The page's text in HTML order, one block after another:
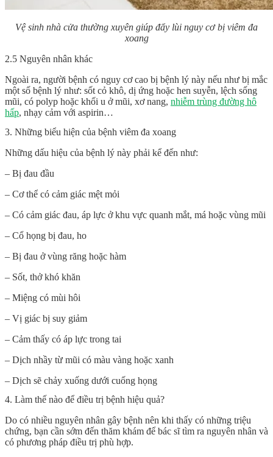
Vệ sinh nhà cửa thường xuyên giúp đẩy lùi nguy cơ bị viêm đa
xoang
2.5 Nguyên nhân khác
Ngoài ra, người bệnh có nguy cơ cao bị bệnh lý này nếu như bị mắc
một số bệnh lý như: sốt cỏ khô, dị ứng hoặc hen suyễn, lệch sống
mũi, có polyp hoặc khối u ở mũi, xơ nang, nhiễm trùng đường hô
hấp, nhạy cảm với aspirin…
3. Những biểu hiện của bệnh viêm đa xoang
Những dấu hiệu của bệnh lý này phải kể đến như:
– Bị đau đầu
– Cơ thể có cảm giác mệt mỏi
– Có cảm giác đau, áp lực ở khu vực quanh mắt, má hoặc vùng mũi
– Cổ họng bị đau, ho
– Bị đau ở vùng răng hoặc hàm
– Sốt, thở khó khăn
– Miệng có mùi hôi
– Vị giác bị suy giảm
– Cảm thấy có áp lực trong tai
– Dịch nhầy từ mũi có màu vàng hoặc xanh
– Dịch sẽ chảy xuống dưới cuống họng
4. Làm thế nào để điều trị bệnh hiệu quả?
Do có nhiều nguyên nhân gây bệnh nên khi thấy có những triệu
chứng, bạn cần sớm đến thăm khám để bác sĩ tìm ra nguyên nhân và
có phương pháp điều trị phù hợp.